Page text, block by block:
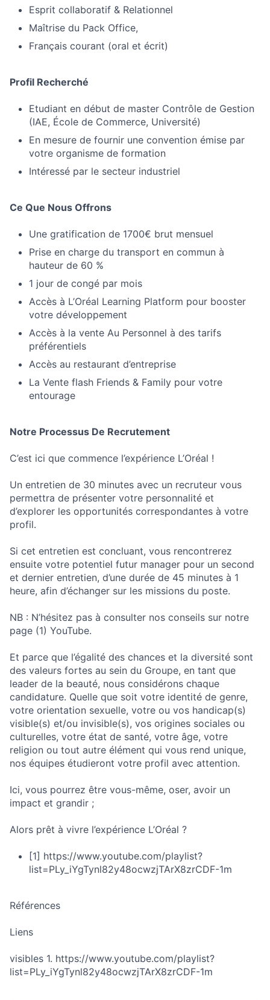
Esprit collaboratif & Relationnel
Maîtrise du Pack Office,
Français courant (oral et écrit)
Profil Recherché
Etudiant en début de master Contrôle de Gestion
(IAE, École de Commerce, Université)
En mesure de fournir une convention émise par
votre organisme de formation
Intéressé par le secteur industriel
Ce Que Nous Offrons
Une gratification de 1700€ brut mensuel
Prise en charge du transport en commun à
hauteur de 60 %
1 jour de congé par mois
Accès à L’Oréal Learning Platform pour booster
votre développement
Accès à la vente Au Personnel à des tarifs
préférentiels
Accès au restaurant d’entreprise
La Vente flash Friends & Family pour votre
entourage
Notre Processus De Recrutement
C’est ici que commence l’expérience L’Oréal !
Un entretien de 30 minutes avec un recruteur vous
permettra de présenter votre personnalité et
d’explorer les opportunités correspondantes à votre
profil.
Si cet entretien est concluant, vous rencontrerez
ensuite votre potentiel futur manager pour un second
et dernier entretien, d’une durée de 45 minutes à 1
heure, afin d’échanger sur les missions du poste.
NB : N’hésitez pas à consulter nos conseils sur notre
page (1) YouTube.
Et parce que l’égalité des chances et la diversité sont
des valeurs fortes au sein du Groupe, en tant que
leader de la beauté, nous considérons chaque
candidature. Quelle que soit votre identité de genre,
votre orientation sexuelle, votre ou vos handicap(s)
visible(s) et/ou invisible(s), vos origines sociales ou
culturelles, votre état de santé, votre âge, votre
religion ou tout autre élément qui vous rend unique,
nos équipes étudieront votre profil avec attention.
Ici, vous pourrez être vous-même, oser, avoir un
impact et grandir ;
Alors prêt à vivre l’expérience L’Oréal ?
[1] https://www.youtube.com/playlist?
list=PLy_iYgTynl82y48ocwzjTArX8zrCDF-1m
Références
Liens
visibles 1. https://www.youtube.com/playlist?
list=PLy_iYgTynl82y48ocwzjTArX8zrCDF-1m